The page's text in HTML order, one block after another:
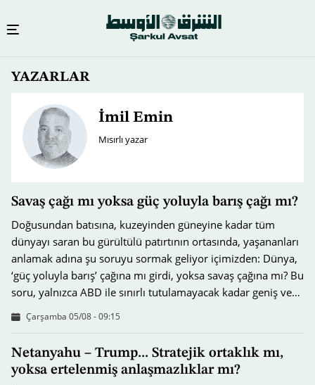
YAZARLAR
İmil Emin
Mısırlı yazar
Savaş çağı mı yoksa güç yoluyla barış çağı mı?
Doğusundan batısına, kuzeyinden güneyine kadar tüm
dünyayı saran bu gürültülü patırtının ortasında, yaşananları
anlamak adına şu soruyu sormak geliyor içimizden: Dünya,
‘güç yoluyla barış’ çağına mı girdi, yoksa savaş çağına mı? Bu
soru, yalnızca ABD ile sınırlı tutulamayacak kadar geniş ve…
Çarşamba 05/08 - 09:15
Netanyahu – Trump... Stratejik ortaklık mı,
yoksa ertelenmiş anlaşmazlıklar mı?